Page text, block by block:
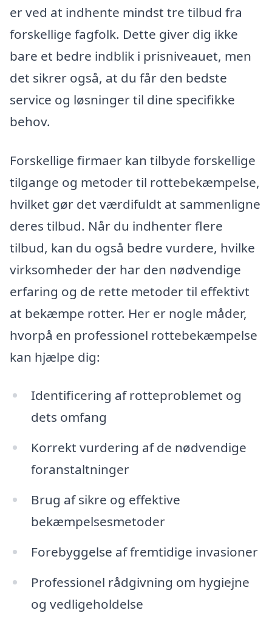
er ved at indhente mindst tre tilbud fra
forskellige fagfolk. Dette giver dig ikke
bare et bedre indblik i prisniveauet, men
det sikrer også, at du får den bedste
service og løsninger til dine specifikke
behov.
Forskellige firmaer kan tilbyde forskellige
tilgange og metoder til rottebekæmpelse,
hvilket gør det værdifuldt at sammenligne
deres tilbud. Når du indhenter flere
tilbud, kan du også bedre vurdere, hvilke
virksomheder der har den nødvendige
erfaring og de rette metoder til effektivt
at bekæmpe rotter. Her er nogle måder,
hvorpå en professionel rottebekæmpelse
kan hjælpe dig:
Identificering af rotteproblemet og
dets omfang
Korrekt vurdering af de nødvendige
foranstaltninger
Brug af sikre og effektive
bekæmpelsesmetoder
Forebyggelse af fremtidige invasioner
Professionel rådgivning om hygiejne
og vedligeholdelse